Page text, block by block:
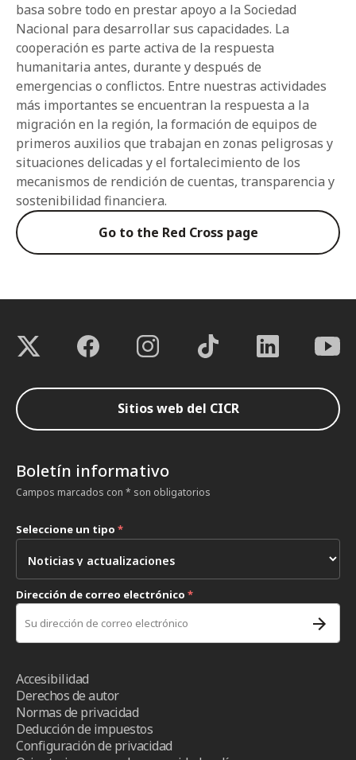
basa sobre todo en prestar apoyo a la Sociedad
Nacional para desarrollar sus capacidades. La
cooperación es parte activa de la respuesta
humanitaria antes, durante y después de
emergencias o conflictos. Entre nuestras actividades
más importantes se encuentran la respuesta a la
migración en la región, la formación de equipos de
primeros auxilios que trabajan en zonas peligrosas y
situaciones delicadas y el fortalecimiento de los
mecanismos de rendición de cuentas, transparencia y
sostenibilidad financiera.
Go to the Red Cross page
Sitios web del CICR
Boletín informativo
Campos marcados con * son obligatorios
Seleccione un tipo *
Dirección de correo electrónico *
Accesibilidad
Derechos de autor
Normas de privacidad
Deducción de impuestos
Configuración de privacidad